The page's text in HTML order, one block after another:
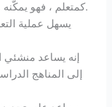
كمتعلم ، فهو يمكّنه من التعرف على نفسه والتعرف على سلوكه.
يسهل عملية
إنه يساعد منشئي
إلى المناهج